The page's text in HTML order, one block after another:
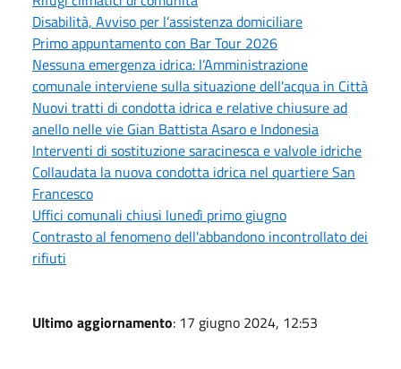
Disabilità, Avviso per l’assistenza domiciliare
Primo appuntamento con Bar Tour 2026
Nessuna emergenza idrica: l’Amministrazione
comunale interviene sulla situazione dell'acqua in Città
Nuovi tratti di condotta idrica e relative chiusure ad
anello nelle vie Gian Battista Asaro e Indonesia
Interventi di sostituzione saracinesca e valvole idriche
Collaudata la nuova condotta idrica nel quartiere San
Francesco
Uffici comunali chiusi lunedì primo giugno
Contrasto al fenomeno dell'abbandono incontrollato dei
rifiuti
Ultimo aggiornamento: 17 giugno 2024, 12:53